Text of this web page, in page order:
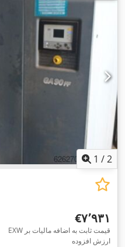
1 /2
‎€۷٬۹۳۱
EXW قیمت ثابت به اضافه مالیات بر
ارزش افزوده